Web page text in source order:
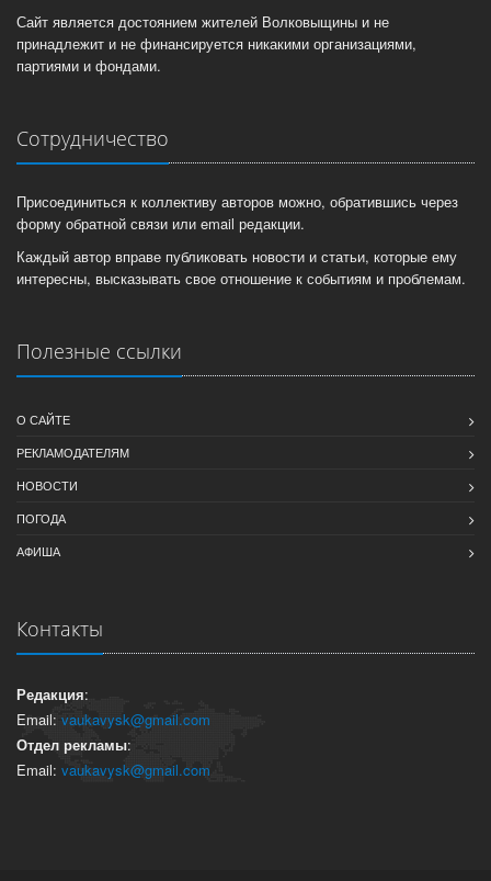
Сайт является достоянием жителей Волковыщины и не
принадлежит и не финансируется никакими организациями,
партиями и фондами.
Сотрудничество
Присоединиться к коллективу авторов можно, обратившись через
форму обратной связи или email редакции.
Каждый автор вправе публиковать новости и статьи, которые ему
интересны, высказывать свое отношение к событиям и проблемам.
Полезные ссылки
О САЙТЕ
РЕКЛАМОДАТЕЛЯМ
НОВОСТИ
ПОГОДА
АФИША
Контакты
Редакция:
Email: vaukavysk@gmail.com
Отдел рекламы:
Email: vaukavysk@gmail.com